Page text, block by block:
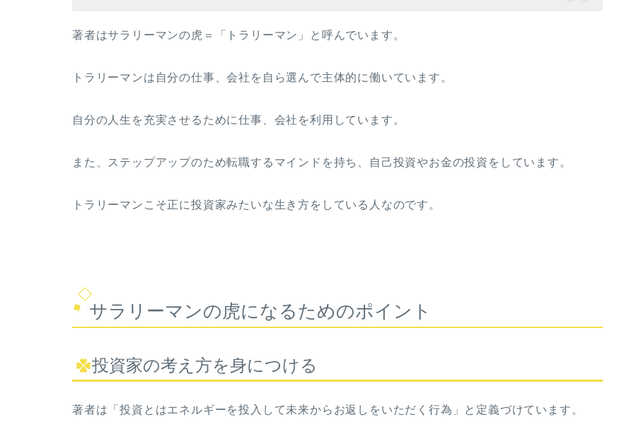
著者はサラリーマンの虎＝「トラリーマン」と呼んでいます。
トラリーマンは自分の仕事、会社を自ら選んで主体的に働いています。
自分の人生を充実させるために仕事、会社を利用しています。
また、ステップアップのため転職するマインドを持ち、自己投資やお金の投資をしています。
トラリーマンこそ正に投資家みたいな生き方をしている人なのです。
サラリーマンの虎になるためのポイント
投資家の考え方を身につける
著者は「投資とはエネルギーを投入して未来からお返しをいただく行為」と定義づけています。